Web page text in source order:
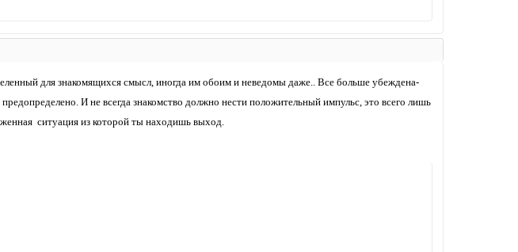
для знакомящихся смысл, иногда им обоим и неведомы даже.. Все больше убеждена-
И не всегда знакомство должно нести положительный импульс, это всего лишь
ситуация из которой ты находишь выход.